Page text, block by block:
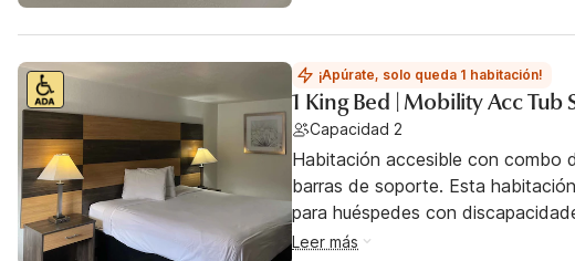
¡Apúrate, solo queda 1 habitación!
1 King Bed | Mobility Acc Tub
Capacidad 2
Habitación accesible con combo
barras de soporte. Esta
para huéspedes con
Leer más